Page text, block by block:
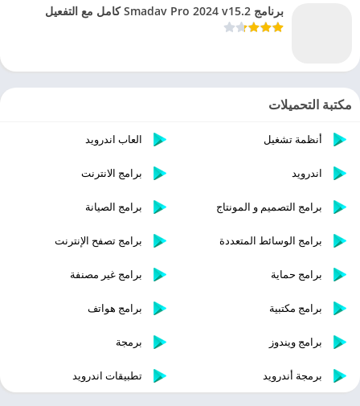
برنامج Smadav Pro 2024 v15.2 كامل مع التفعيل
مكتبة التحميلات
أنظمة تشغيل العاب اندرويد
اندرويد برامج الانترنت
برامج التصميم و المونتاج برامج الصيانة
برامج الوسائط المتعددة برامج تصفح الإنترنت
برامج حماية برامج غير مصنفة
برامج مكتبية برامج هواتف
برامج ويندوز برمجة
برمجة أندرويد تطبيقات اندرويد